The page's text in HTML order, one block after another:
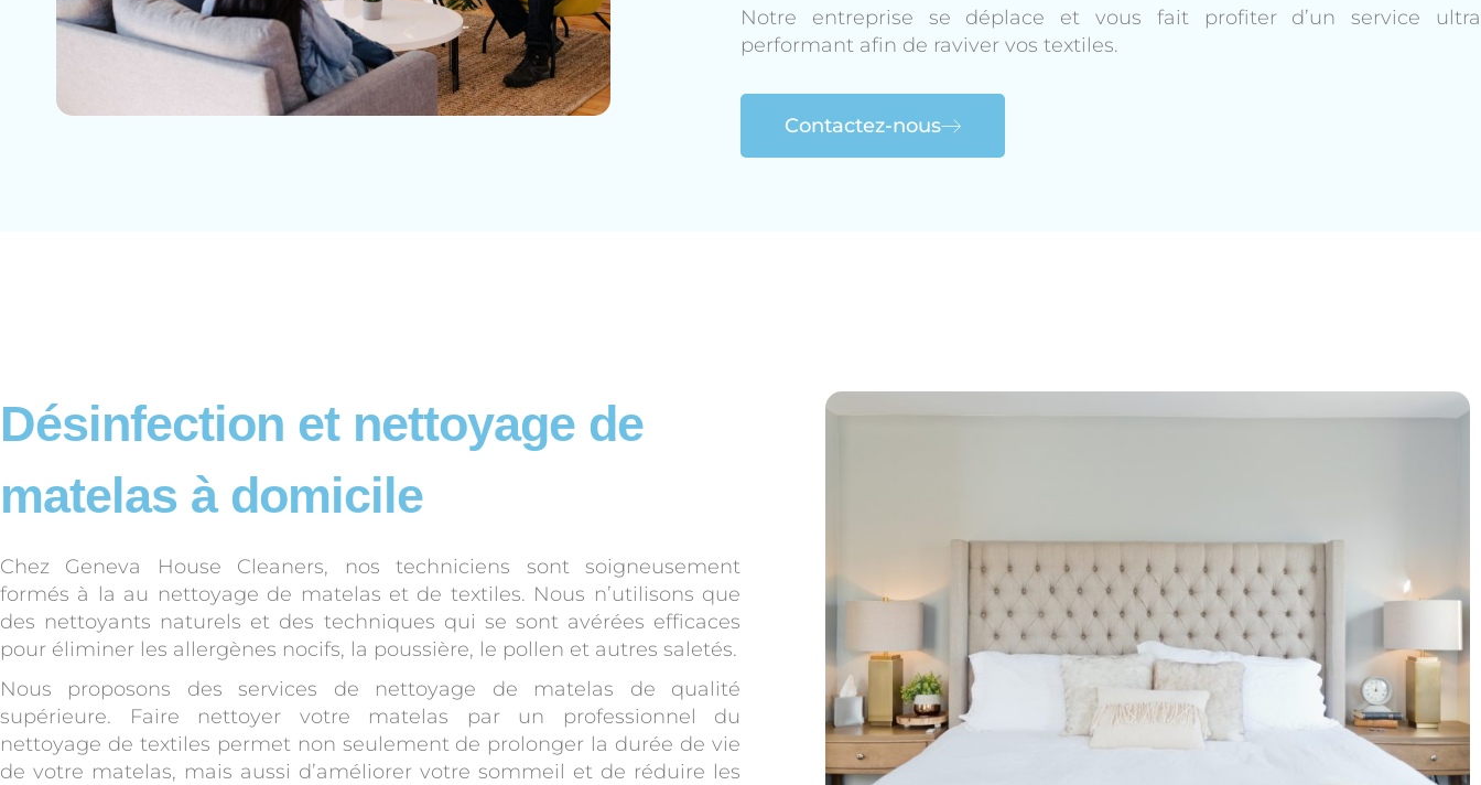
Notre entreprise se déplace et vous fait profiter d’un service ultra
performant afin de raviver vos textiles.
Contactez-nous
Désinfection et nettoyage de
matelas à domicile
Chez Geneva House Cleaners, nos techniciens sont soigneusement
formés à la au nettoyage de matelas et de textiles. Nous n’utilisons que
des nettoyants naturels et des techniques qui se sont avérées efficaces
pour éliminer les allergènes nocifs, la poussière, le pollen et autres saletés.
Nous proposons des services de nettoyage de matelas de qualité
supérieure. Faire nettoyer votre matelas par un professionnel du
nettoyage de textiles permet non seulement de prolonger la durée de vie
de votre matelas, mais aussi d’améliorer votre sommeil et de réduire les